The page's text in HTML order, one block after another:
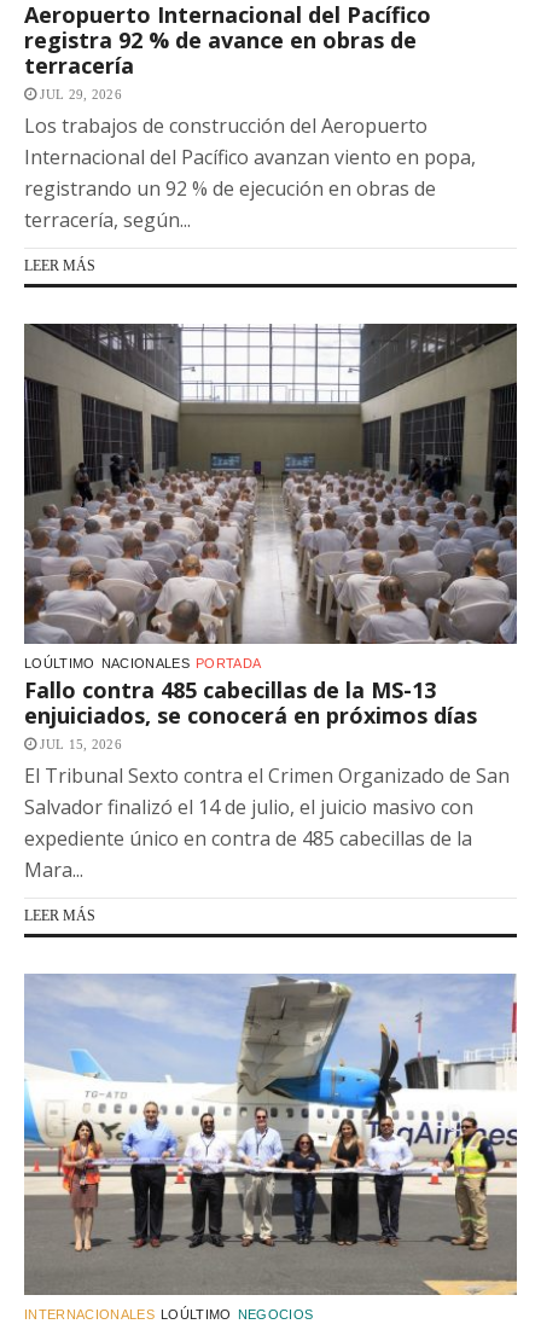
Aeropuerto Internacional del Pacífico
registra 92 % de avance en obras de
terracería
JUL 29, 2026
Los trabajos de construcción del Aeropuerto
Internacional del Pacífico avanzan viento en popa,
registrando un 92 % de ejecución en obras de
terracería, según...
LEER MÁS
LOÚLTIMO NACIONALES PORTADA
Fallo contra 485 cabecillas de la MS-13
enjuiciados, se conocerá en próximos días
JUL 15, 2026
El Tribunal Sexto contra el Crimen Organizado de San
Salvador finalizó el 14 de julio, el juicio masivo con
expediente único en contra de 485 cabecillas de la
Mara...
LEER MÁS
INTERNACIONALES LOÚLTIMO NEGOCIOS